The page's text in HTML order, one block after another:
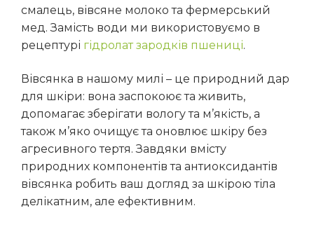
смалець, вівсяне молоко та фермерський
мед. Замість води ми використовуємо в
рецептурі гідролат зародків пшениці.
Вівсянка в нашому милі – це природний дар
для шкіри: вона заспокоює та живить,
допомагає зберігати вологу та м’якість, а
також м’яко очищує та оновлює шкіру без
агресивного тертя. Завдяки вмісту
природних компонентів та антиоксидантів
вівсянка робить ваш догляд за шкірою тіла
делікатним, але ефективним.